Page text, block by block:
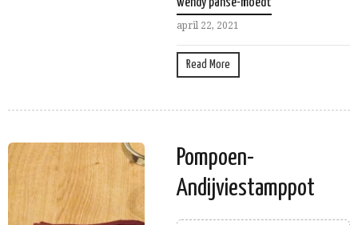
wendy panse-moedt
april 22, 2021
Read More
Pompoen-
Andijviestamppot